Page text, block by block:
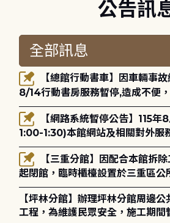
公告訊
8/14行動書房服務暫停,造成不便
1:00-1:30)本館網站及相關對外服
網路升級更新將暫停服務。
起閉館，臨時櫃檯設置於三重區公
造成不便，敬請見諒。
【坪林分館】辦理坪林分館周邊
工程，為維護民眾安全，施工期間